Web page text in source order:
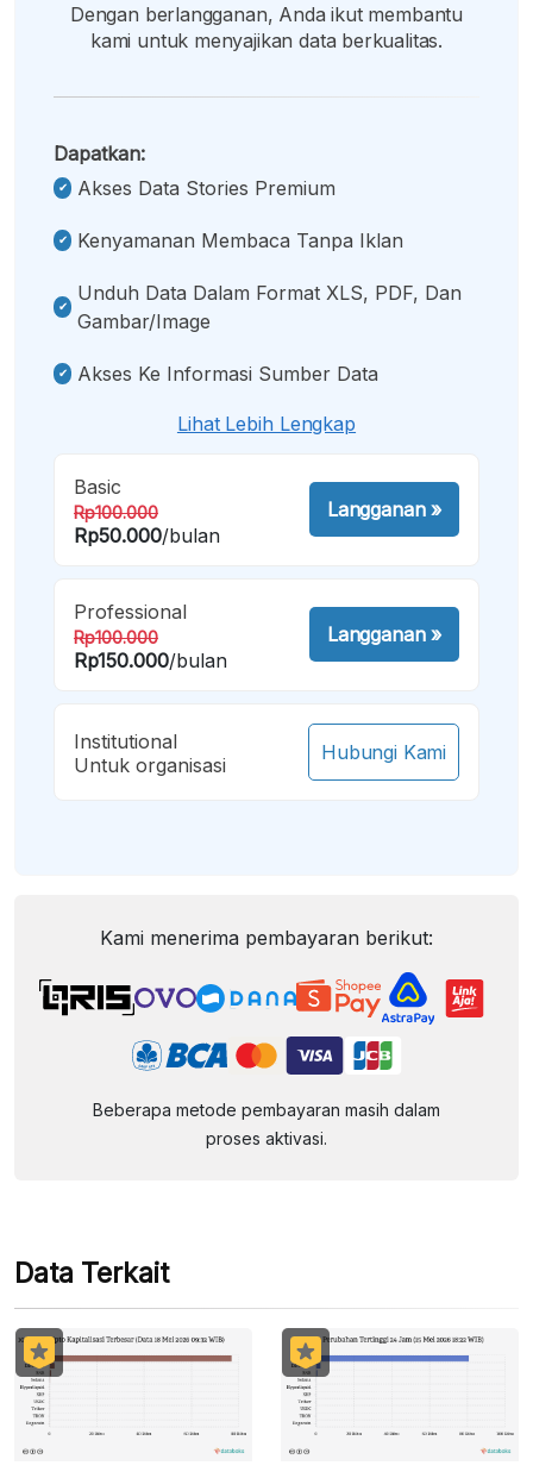
Dengan berlangganan, Anda ikut membantu
kami untuk menyajikan data berkualitas.
Dapatkan:
Akses Data Stories Premium
Kenyamanan Membaca Tanpa Iklan
Unduh Data Dalam Format XLS, PDF, Dan
Gambar/image
Akses Ke Informasi Sumber Data
Lihat Lebih Lengkap
Basic
Rp100.000
Rp50.000/bulan
Langganan»
Professional
Rp100.000
Rp150.000/bulan
Langganan»
Institutional
Untuk organisasi
Hubungi Kami
Kami menerima pembayaran berikut:
Beberapa metode pembayaran masih dalam
proses aktivasi.
Data Terkait